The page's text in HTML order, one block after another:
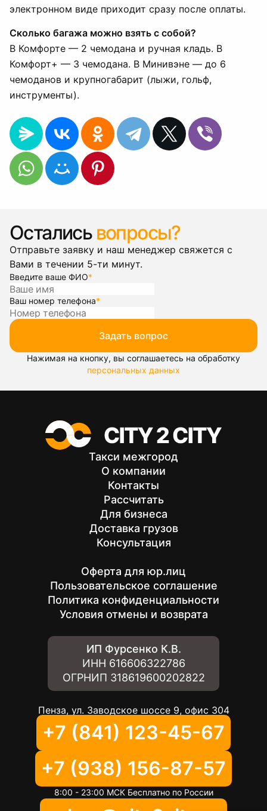
электронном виде приходит сразу после оплаты.
Сколько багажа можно взять с собой?
В Комфорте — 2 чемодана и ручная кладь. В
Комфорт+ — 3 чемодана. В Минивэне — до 6
чемоданов и крупногабарит (лыжи, гольф,
инструменты).
Остались вопросы?
Отправьте заявку и наш менеджер свяжется с
Вами в течении 5-ти минут.
Введите ваше ФИО*
Ваш номер телефона*
Задать вопрос
Нажимая на кнопку, вы соглашаетесь на обработку
персональных данных
Такси межгород
О компании
Контакты
Рассчитать
Для бизнеса
Доставка грузов
Консультация
Оферта для юр.лиц
Пользовательское соглашение
Политика конфиденциальности
Условия отмены и возврата
ИП Фурсенко К.В.
ИНН 616606322786
ОГРНИП 318619600202822
Пенза, ул. Заводское шоссе 9, офис 304
+7 (841) 123-45-67
+7 (938) 156-87-57
8:00 - 23:00 МСК Бесплатно по России